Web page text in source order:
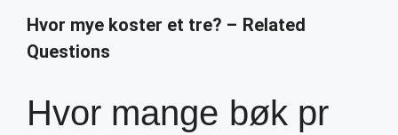
Hvor mye koster et tre? – Related
Questions
Hvor mange bøk pr